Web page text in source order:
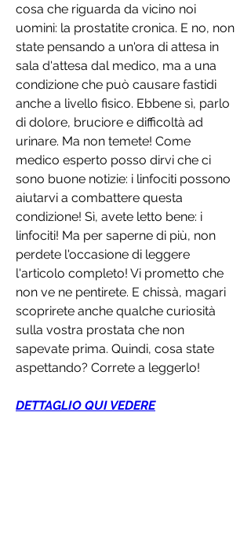
cosa che riguarda da vicino noi
uomini: la prostatite cronica. E no, non
state pensando a un'ora di attesa in
sala d'attesa dal medico, ma a una
condizione che può causare fastidi
anche a livello fisico. Ebbene sì, parlo
di dolore, bruciore e difficoltà ad
urinare. Ma non temete! Come
medico esperto posso dirvi che ci
sono buone notizie: i linfociti possono
aiutarvi a combattere questa
condizione! Sì, avete letto bene: i
linfociti! Ma per saperne di più, non
perdete l'occasione di leggere
l'articolo completo! Vi prometto che
non ve ne pentirete. E chissà, magari
scoprirete anche qualche curiosità
sulla vostra prostata che non
sapevate prima. Quindi, cosa state
aspettando? Correte a leggerlo!
DETTAGLIO QUI VEDERE